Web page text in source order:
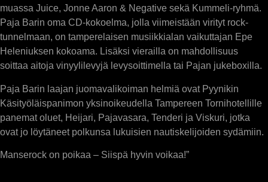
muassa Juice, Jonne Aaron & Negative sekä Kummeli-ryhmä.
Paja Barin oma CD-kokoelma, jolla viimeistään virityt rock-
tunnelmaan, on tamperelaisen musiikkialan vaikuttajan Epe
Heleniuksen kokoama. Lisäksi vierailla on mahdollisuus
soittaa aitoja vinyylilevyjä levysoittimella tai Pajan jukeboxilla.
Paja Barin laajan juomavalikoiman helmiä ovat Pyynikin
Käsityöläispanimon yksinoikeudella Tampereen Tornihotellille
panemat oluet, Heijari, Pajavasara, Tenderi ja Viskuri, jotka
ovat jo löytäneet polkunsa lukuisien nautiskelijoiden sydämiin.
Manserock on poikaa – Siispä hyvin voikaa!”